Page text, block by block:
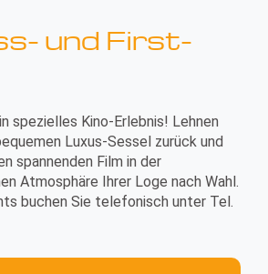
und First-
spezielles Kino-Erlebnis! Lehnen
Luxus-Sessel zurück und
spannenden Film in der
Atmosphäre Ihrer Loge nach Wahl.
buchen Sie telefonisch unter Tel.